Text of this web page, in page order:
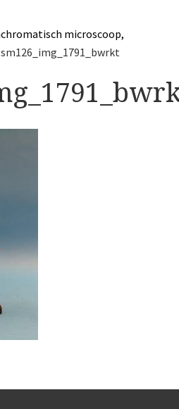
instrumenten
(ca. 1735)
1745)
Culpeper (1750-1780)
type’ (1800-1830)
(1856-1862)
microscoop,
sm126_img_1791_bwrkt